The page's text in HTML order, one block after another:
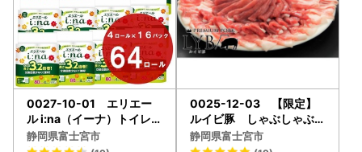
0027-10-01 エリエー
ル i:na（イーナ）トイレッ
トティシュー 3.2倍巻 （ダ
ブル） 4ロール×16パック
静岡県富士宮市
0025-12-03 【限定】
ルイビ豚 しゃぶしゃぶセ
ット
静岡県富士宮市